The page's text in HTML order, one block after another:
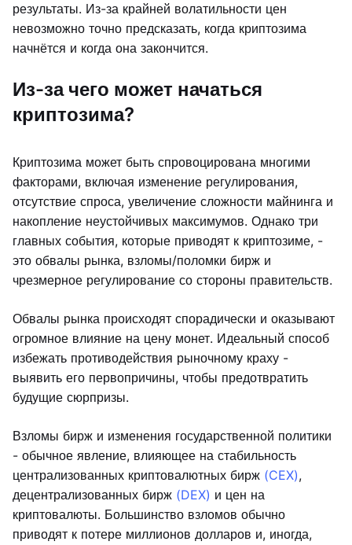
результаты. Из-за крайней волатильности цен
невозможно точно предсказать, когда криптозима
начнётся и когда она закончится.
Из-за чего может начаться
криптозима?
Криптозима может быть спровоцирована многими
факторами, включая изменение регулирования,
отсутствие спроса, увеличение сложности майнинга и
накопление неустойчивых максимумов. Однако три
главных события, которые приводят к криптозиме, -
это обвалы рынка, взломы/поломки бирж и
чрезмерное регулирование со стороны правительств.
Обвалы рынка происходят спорадически и оказывают
огромное влияние на цену монет. Идеальный способ
избежать противодействия рыночному краху -
выявить его первопричины, чтобы предотвратить
будущие сюрпризы.
Взломы бирж и изменения государственной политики
- обычное явление, влияющее на стабильность
централизованных криптовалютных бирж (CEX),
децентрализованных бирж (DEX) и цен на
криптовалюты. Большинство взломов обычно
приводят к потере миллионов долларов и, иногда,